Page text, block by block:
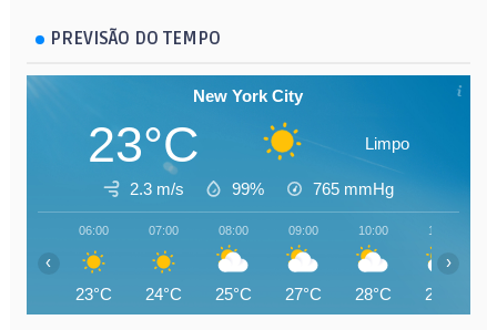
PREVISÃO DO TEMPO
New York City
23°C Limpo
2.3 m/s 99% 765 mmHg
06:00
23°C
07:00
24°C
08:00
25°C
09:00
27°C
10:00
28°C
11:00
29°C
‹ ›